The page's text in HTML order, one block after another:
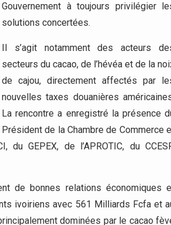
Gouvernement à toujours privilégier
solutions concertées.
Il s’agit notamment des acteurs
secteurs du cacao, de l’hévéa et de la
de cajou, directement affectés par
nouvelles taxes douanières
La rencontre a enregistré la présence
Président de la Chambre de Commerce
du GEPEX, de l’APROTIC, du
de bonnes relations économiques
ivoiriens avec 561 Milliards Fcfa et
dominées par le cacao